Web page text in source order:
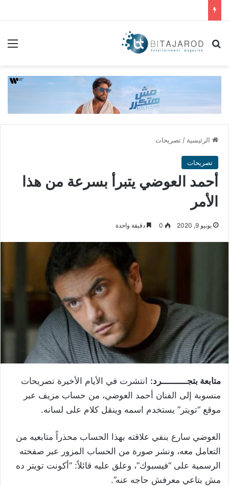
بحث عن
الرئيسية / تصريحات
تصريحات
أحمد العوضي يتبرأ بسرعة من هذا
الأمر
يونيو 9, 2020 0 دقيقة واحدة
متابعة بتجــــــــــرد: انتشرت في الأيام الأخيرة تصريحات
منسوبة إلى الفنان أحمد العوضي، من حساب مزيف عبر
موقع “تويتر” يستخدم اسمه وينقل كلام على لسانه.
العوضي سارع بنفي علاقته بهذا الحساب محذراً متابعيه من
التعامل معه، ونشر صورة من الحساب المزور عبر صفحته
الرسمية على “فيسبوك”، وعلق عليه قائلاً: “أكونت تويتر ده
مش بتاعي معرفش حاجه عنه”.